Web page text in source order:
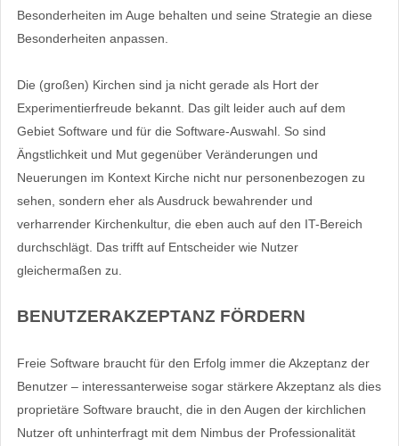
Besonderheiten im Auge behalten und seine Strategie an diese
Besonderheiten anpassen.
Die (großen) Kirchen sind ja nicht gerade als Hort der
Experimentierfreude bekannt. Das gilt leider auch auf dem
Gebiet Software und für die Software-Auswahl. So sind
Ängstlichkeit und Mut gegenüber Veränderungen und
Neuerungen im Kontext Kirche nicht nur personenbezogen zu
sehen, sondern eher als Ausdruck bewahrender und
verharrender Kirchenkultur, die eben auch auf den IT-Bereich
durchschlägt. Das trifft auf Entscheider wie Nutzer
gleichermaßen zu.
BENUTZERAKZEPTANZ FÖRDERN
Freie Software braucht für den Erfolg immer die Akzeptanz der
Benutzer – interessanterweise sogar stärkere Akzeptanz als dies
proprietäre Software braucht, die in den Augen der kirchlichen
Nutzer oft unhinterfragt mit dem Nimbus der Professionalität